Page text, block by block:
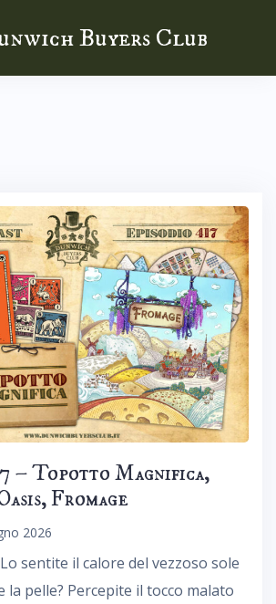
Buyers Club
– Topotto Magnifica,
Fromage
2026
sentite il calore del vezzoso sole
pelle? Percepite il tocco malato